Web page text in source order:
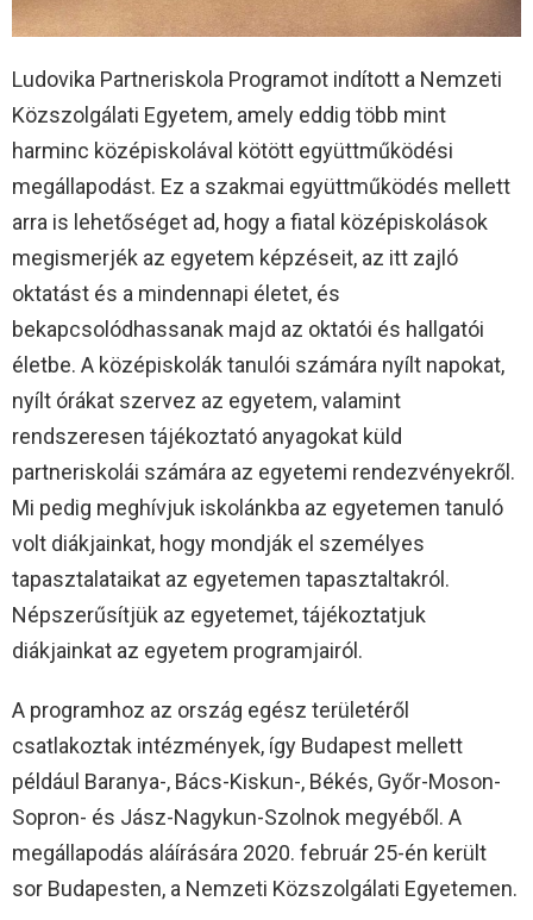
Ludovika Partneriskola Programot indított a Nemzeti
Közszolgálati Egyetem, amely eddig több mint
harminc középiskolával kötött együttműködési
megállapodást. Ez a szakmai együttműködés mellett
arra is lehetőséget ad, hogy a fiatal középiskolások
megismerjék az egyetem képzéseit, az itt zajló
oktatást és a mindennapi életet, és
bekapcsolódhassanak majd az oktatói és hallgatói
életbe. A középiskolák tanulói számára nyílt napokat,
nyílt órákat szervez az egyetem, valamint
rendszeresen tájékoztató anyagokat küld
partneriskolái számára az egyetemi rendezvényekről.
Mi pedig meghívjuk iskolánkba az egyetemen tanuló
volt diákjainkat, hogy mondják el személyes
tapasztalataikat az egyetemen tapasztaltakról.
Népszerűsítjük az egyetemet, tájékoztatjuk
diákjainkat az egyetem programjairól.
A programhoz az ország egész területéről
csatlakoztak intézmények, így Budapest mellett
például Baranya-, Bács-Kiskun-, Békés, Győr-Moson-
Sopron- és Jász-Nagykun-Szolnok megyéből. A
megállapodás aláírására 2020. február 25-én került
sor Budapesten, a Nemzeti Közszolgálati Egyetemen.